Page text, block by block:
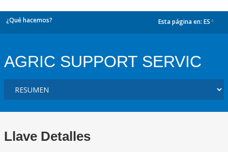
¿Qué hacemos? Esta página en: ES
AGRIC SUPPORT SERVIC
Llave Detalles